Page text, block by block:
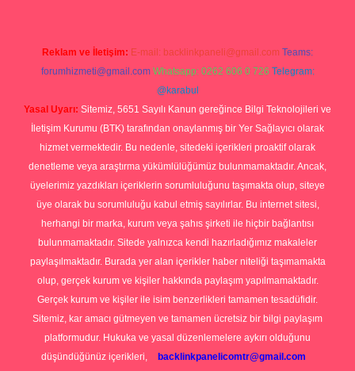
Reklam ve İletişim: E-mail: backlinkpaneli@gmail.com Teams:
forumhizmeti@gmail.com Whatsapp: 0262 606 0 726 Telegram:
@karabul
Yasal Uyarı: Sitemiz, 5651 Sayılı Kanun gereğince Bilgi Teknolojileri ve
İletişim Kurumu (BTK) tarafından onaylanmış bir Yer Sağlayıcı olarak
hizmet vermektedir. Bu nedenle, sitedeki içerikleri proaktif olarak
denetleme veya araştırma yükümlülüğümüz bulunmamaktadır. Ancak,
üyelerimiz yazdıkları içeriklerin sorumluluğunu taşımakta olup, siteye
üye olarak bu sorumluluğu kabul etmiş sayılırlar. Bu internet sitesi,
herhangi bir marka, kurum veya şahıs şirketi ile hiçbir bağlantısı
bulunmamaktadır. Sitede yalnızca kendi hazırladığımız makaleler
paylaşılmaktadır. Burada yer alan içerikler haber niteliği taşımamakta
olup, gerçek kurum ve kişiler hakkında paylaşım yapılmamaktadır.
Gerçek kurum ve kişiler ile isim benzerlikleri tamamen tesadüfidir.
Sitemiz, kar amacı gütmeyen ve tamamen ücretsiz bir bilgi paylaşım
platformudur. Hukuka ve yasal düzenlemelere aykırı olduğunu
düşündüğünüz içerikleri,
backlinkpanelicomtr@gmail.com